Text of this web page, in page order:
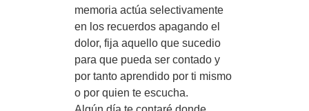
memoria actúa selectivamente
en los recuerdos apagando el
dolor, fija aquello que sucedio
para que pueda ser contado y
por tanto aprendido por ti mismo
o por quien te escucha.